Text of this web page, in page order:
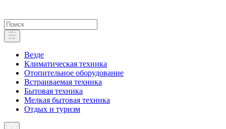
Везде
Климатическая техника
Отопительное оборудование
Встраиваемая техника
Бытовая техника
Мелкая бытовая техника
Отдых и туризм